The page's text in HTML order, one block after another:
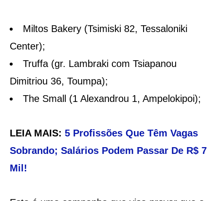
Miltos Bakery (Tsimiski 82, Tessaloniki
Center);
Truffa (gr. Lambraki com Tsiapanou
Dimitriou 36, Toumpa);
The Small (1 Alexandrou 1, Ampelokipoi);
LEIA MAIS: 5 Profissões Que Têm Vagas
Sobrando; Salários Podem Passar De R$ 7
Mil!